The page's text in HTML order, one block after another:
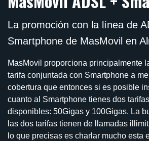
La promoción con la línea de
Smartphone de MasMovil en
MasMovil proporciona principalmente
tarifa conjuntada con Smartphone a
cobertura que entonces si es posible
cuanto al Smartphone tienes dos
disponibles: 50Gigas y 100Gigas. La
las dos tarifas tienen de llamadas
lo que precisas es charlar mucho esta